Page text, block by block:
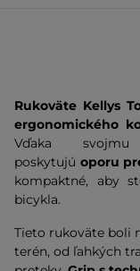
Rukoväte Kellys
ergonomického
Vďaka
poskytujú oporu
kompaktné, aby
bicykla.
Tieto rukoväte boli
terén, od ľahkých